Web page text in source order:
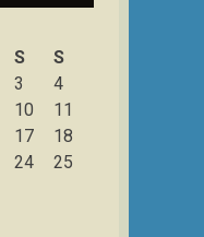
S
S
3
4
10
11
17
18
24
25